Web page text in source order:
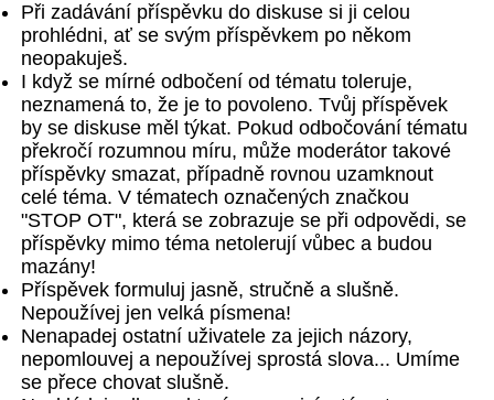
Při zadávání příspěvku do diskuse si ji celou
prohlédni, ať se svým příspěvkem po někom
neopakuješ.
I když se mírné odbočení od tématu toleruje,
neznamená to, že je to povoleno. Tvůj příspěvek
by se diskuse měl týkat. Pokud odbočování tématu
překročí rozumnou míru, může moderátor takové
příspěvky smazat, případně rovnou uzamknout
celé téma. V tématech označených značkou
"STOP OT", která se zobrazuje se při odpovědi, se
příspěvky mimo téma netolerují vůbec a budou
mazány!
Příspěvek formuluj jasně, stručně a slušně.
Nepoužívej jen velká písmena!
Nenapadej ostatní uživatele za jejich názory,
nepomlouvej a nepoužívej sprostá slova... Umíme
se přece chovat slušně.